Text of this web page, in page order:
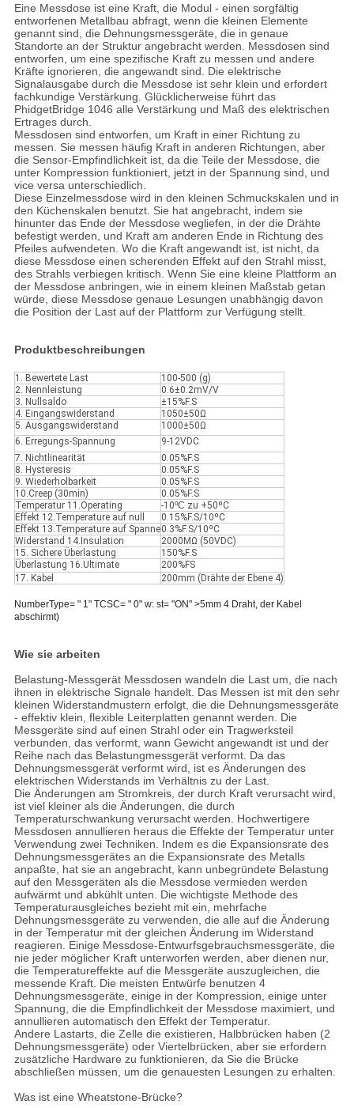
Eine Messdose ist eine Kraft, die Modul - einen sorgfältig
entworfenen Metallbau abfragt, wenn die kleinen Elemente
genannt sind, die Dehnungsmessgeräte, die in genaue
Standorte an der Struktur angebracht werden. Messdosen sind
entworfen, um eine spezifische Kraft zu messen und andere
Kräfte ignorieren, die angewandt sind. Die elektrische
Signalausgabe durch die Messdose ist sehr klein und erfordert
fachkundige Verstärkung. Glücklicherweise führt das
PhidgetBridge 1046 alle Verstärkung und Maß des elektrischen
Ertrages durch.
Messdosen sind entworfen, um Kraft in einer Richtung zu
messen. Sie messen häufig Kraft in anderen Richtungen, aber
die Sensor-Empfindlichkeit ist, da die Teile der Messdose, die
unter Kompression funktioniert, jetzt in der Spannung sind, und
vice versa unterschiedlich.
Diese Einzelmessdose wird in den kleinen Schmuckskalen und in
den Küchenskalen benutzt. Sie hat angebracht, indem sie
hinunter das Ende der Messdose wegliefen, in der die Drähte
befestigt werden, und Kraft am anderen Ende in Richtung des
Pfeiles aufwendeten. Wo die Kraft angewandt ist, ist nicht, da
diese Messdose einen scherenden Effekt auf den Strahl misst,
des Strahls verbiegen kritisch. Wenn Sie eine kleine Plattform an
der Messdose anbringen, wie in einem kleinen Maßstab getan
würde, diese Messdose genaue Lesungen unabhängig davon
die Position der Last auf der Plattform zur Verfügung stellt.
Produktbeschreibungen
1. Bewertete Last
100-500 (g)
2. Nennleistung
0.6±0.2mV/V
3. Nullsaldo
±15%F.S
4. Eingangswiderstand
1050±50Ω
5. Ausgangswiderstand
1000±50Ω
6. Erregungs-Spannung
9-12VDC
7. Nichtlinearität
0.05%F.S
8. Hysteresis
0.05%F.S
9. Wiederholbarkeit
0.05%F.S
10.Creep (30min)
0.05%F.S
Temperatur 11.Operating
-10ºC zu +50ºC
Effekt 12.Temperature auf null
0.15%F.S/10ºC
Effekt 13.Temperature auf Spanne0.3%F.S/10ºC
Widerstand 14.Insulation
2000MΩ (50VDC)
15. Sichere Überlastung
150%F.S
Überlastung 16.Ultimate
200%FS
17. Kabel
200mm (Drähte der Ebene 4)
NumberType= " 1" TCSC= " 0" w: st= "ON" >5mm 4 Draht, der Kabel
abschirmt)
Wie sie arbeiten
Belastung-Messgerät Messdosen wandeln die Last um, die nach
ihnen in elektrische Signale handelt. Das Messen ist mit den sehr
kleinen Widerstandmustern erfolgt, die die Dehnungsmessgeräte
- effektiv klein, flexible Leiterplatten genannt werden. Die
Messgeräte sind auf einen Strahl oder ein Tragwerksteil
verbunden, das verformt, wann Gewicht angewandt ist und der
Reihe nach das Belastungmessgerät verformt. Da das
Dehnungsmessgerät verformt wird, ist es Änderungen des
elektrischen Widerstands im Verhältnis zu der Last.
Die Änderungen am Stromkreis, der durch Kraft verursacht wird,
ist viel kleiner als die Änderungen, die durch
Temperaturschwankung verursacht werden. Hochwertigere
Messdosen annullieren heraus die Effekte der Temperatur unter
Verwendung zwei Techniken. Indem es die Expansionsrate des
Dehnungsmessgerätes an die Expansionsrate des Metalls
anpaßte, hat sie an angebracht, kann unbegründete Belastung
auf den Messgeräten als die Messdose vermieden werden
aufwärmt und abkühlt unten. Die wichtigste Methode des
Temperaturausgleiches bezieht mit ein, mehrfache
Dehnungsmessgeräte zu verwenden, die alle auf die Änderung
in der Temperatur mit der gleichen Änderung im Widerstand
reagieren. Einige Messdose-Entwurfsgebrauchsmessgeräte, die
nie jeder möglicher Kraft unterworfen werden, aber dienen nur,
die Temperatureffekte auf die Messgeräte auszugleichen, die
messende Kraft. Die meisten Entwürfe benutzen 4
Dehnungsmessgeräte, einige in der Kompression, einige unter
Spannung, die die Empfindlichkeit der Messdose maximiert, und
annullieren automatisch den Effekt der Temperatur.
Andere Lastarts, die Zelle die existieren, Halbbrücken haben (2
Dehnungsmessgeräte) oder Viertelbrücken, aber sie erfordern
zusätzliche Hardware zu funktionieren, da Sie die Brücke
abschließen müssen, um die genauesten Lesungen zu erhalten.
Was ist eine Wheatstone-Brücke?